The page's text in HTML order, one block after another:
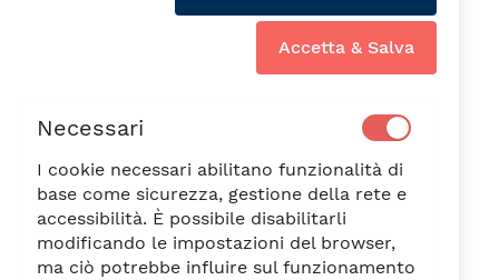
Accetta & Salva
Necessari
I cookie necessari abilitano funzionalità di
base come sicurezza, gestione della rete e
accessibilità. È possibile disabilitarli
modificando le impostazioni del browser,
ma ciò potrebbe influire sul funzionamento